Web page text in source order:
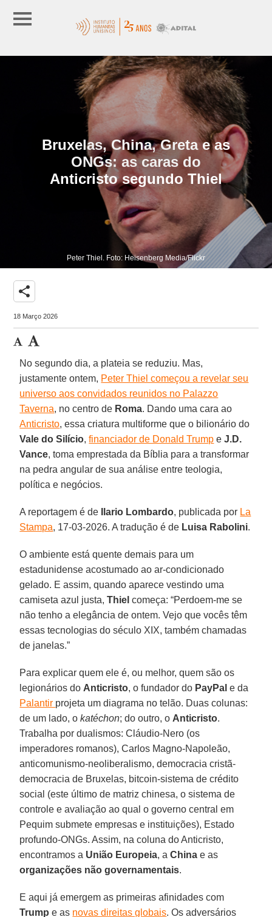
Bruxelas, China, Greta e as
ONGs: as caras do
Anticristo segundo Thiel
Peter Thiel. Foto: Heisenberg Media/Flickr
share
18 Março 2026
No segundo dia, a plateia se reduziu. Mas,
justamente ontem, Peter Thiel começou a revelar seu
universo aos convidados reunidos no Palazzo
Taverna, no centro de Roma. Dando uma cara ao
Anticristo, essa criatura multiforme que o bilionário do
Vale do Silício,financiador de Donald Trump e J.D.
Vance, toma emprestada da Bíblia para a transformar
na pedra angular de sua análise entre teologia,
política e negócios.
A reportagem é de Ilario Lombardo, publicada por La
Stampa, 17-03-2026. A tradução é de Luisa Rabolini.
O ambiente está quente demais para um
estadunidense acostumado ao ar-condicionado
gelado. E assim, quando aparece vestindo uma
camiseta azul justa,Thiel começa: “Perdoem-me se
não tenho a elegância de ontem. Vejo que vocês têm
essas tecnologias do século XIX, também chamadas
de janelas.”
Para explicar quem ele é, ou melhor, quem são os
legionários do Anticristo, o fundador do PayPal e da
Palantir projeta um diagrama no telão. Duas colunas:
de um lado, okatéchon; do outro, o Anticristo.
Trabalha por dualismos: Cláudio-Nero (os
imperadores romanos), Carlos Magno-Napoleão,
anticomunismo-neoliberalismo, democracia cristã-
democracia de Bruxelas, bitcoin-sistema de crédito
social (este último de matriz chinesa, o sistema de
controle e avaliação ao qual o governo central em
Pequim submete empresas e instituições), Estado
profundo-ONGs. Assim, na coluna do Anticristo,
encontramos a União Europeia, aChina e as
organizações não governamentais.
E aqui já emergem as primeiras afinidades com
Trump e as novas direitas globais. Os adversários